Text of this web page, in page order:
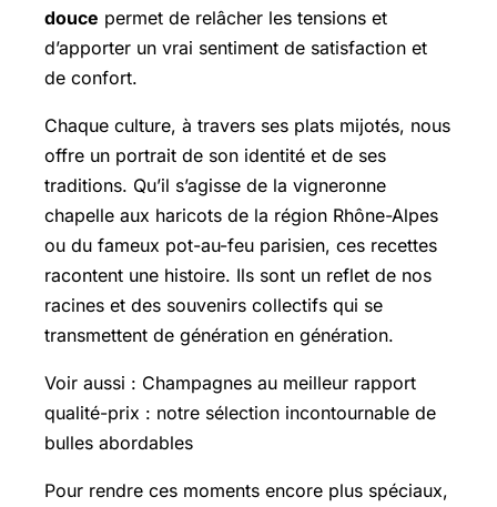
douce permet de relâcher les tensions et
d’apporter un vrai sentiment de satisfaction et
de confort.
Chaque culture, à travers ses plats mijotés, nous
offre un portrait de son identité et de ses
traditions. Qu’il s’agisse de la vigneronne
chapelle aux haricots de la région Rhône-Alpes
ou du fameux pot-au-feu parisien, ces recettes
racontent une histoire. Ils sont un reflet de nos
racines et des souvenirs collectifs qui se
transmettent de génération en génération.
Voir aussi : Champagnes au meilleur rapport
qualité-prix : notre sélection incontournable de
bulles abordables
Pour rendre ces moments encore plus spéciaux,